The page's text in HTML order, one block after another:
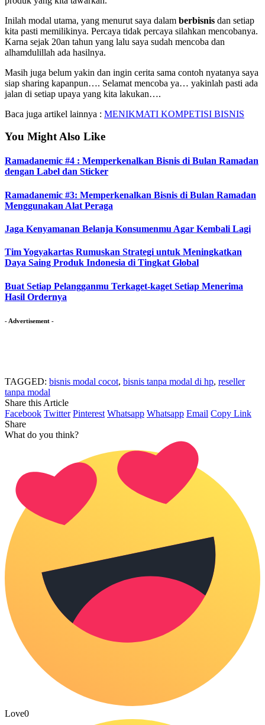
Inilah modal utama, yang menurut saya dalam berbisnis dan setiap
kita pasti memilikinya. Percaya tidak percaya silahkan mencobanya.
Karna sejak 20an tahun yang lalu saya sudah mencoba dan
alhamdulillah ada hasilnya.
Masih juga belum yakin dan ingin cerita sama contoh nyatanya saya
siap sharing kapanpun…. Selamat mencoba ya… yakinlah pasti ada
jalan di setiap upaya yang kita lakukan….
Baca juga artikel lainnya : MENIKMATI KOMPETISI BISNIS
You Might Also Like
Ramadanemic #4 : Memperkenalkan Bisnis di Bulan Ramadan
dengan Label dan Sticker
Ramadanemic #3: Memperkenalkan Bisnis di Bulan Ramadan
Menggunakan Alat Peraga
Jaga Kenyamanan Belanja Konsumenmu Agar Kembali Lagi
Tim Yogyakartas Rumuskan Strategi untuk Meningkatkan
Daya Saing Produk Indonesia di Tingkat Global
Buat Setiap Pelangganmu Terkaget-kaget Setiap Menerima
Hasil Ordernya
- Advertisement -
TAGGED: bisnis modal cocot, bisnis tanpa modal di hp, reseller
tanpa modal
Share this Article
Facebook Twitter Pinterest Whatsapp Whatsapp Email Copy Link
Share
What do you think?
Love0